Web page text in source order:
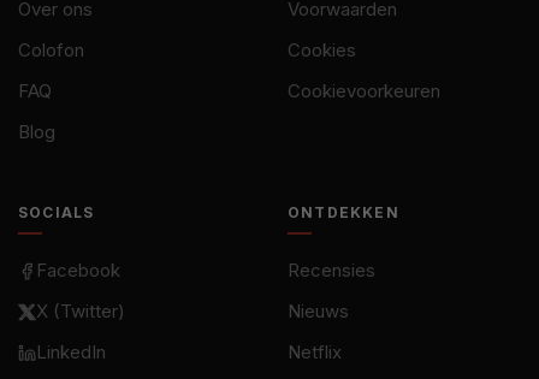
Over ons
Colofon
FAQ
Blog
Voorwaarden
Cookies
Cookievoorkeuren
SOCIALS
Facebook
X (Twitter)
LinkedIn
ONTDEKKEN
Recensies
Nieuws
Netflix